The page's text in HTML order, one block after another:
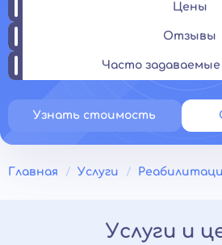
Цены
Отзывы
Часто
Узнать стоимость
Главная Услуги
Услуги и